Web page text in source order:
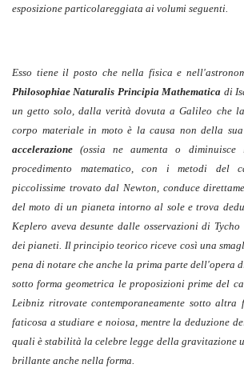
esposizione particolareggiata ai volumi seguenti.
Esso tiene il posto che nella fisica e
Philosophiae Naturalis Principia Mathematica di
un getto solo, dalla verità dovuta a Galileo che la
corpo materiale in moto è la causa non della
accelerazione (ossia ne aumenta o
procedimento matematico, con i metodi del
piccolissime trovato dal Newton, conduce
del moto di un pianeta intorno al sole e trova
Keplero aveva desunte dalle osservazioni di
dei pianeti. Il principio teorico riceve così una
pena di notare che anche la prima parte dell'opera
sotto forma geometrica le proposizioni prime del
Leibniz ritrovate contemporaneamente sotto altra
faticosa a studiare e noiosa, mentre la deduzione
quali è stabilità la celebre legge della gravitazione
brillante anche nella forma.